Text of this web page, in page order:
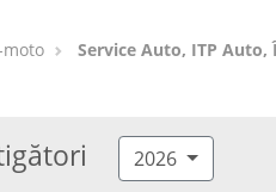
moto Service Auto, ITP
2026